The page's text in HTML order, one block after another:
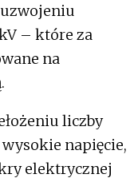
– które za
na
liczby
napięcie,
elektrycznej